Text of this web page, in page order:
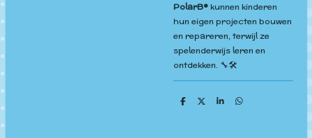
PolarB®kunnen kinderen
hun eigen projecten bouwen
en repareren, terwijl ze
spelenderwijs leren en
ontdekken. 🔧🛠️
D
D
S
D